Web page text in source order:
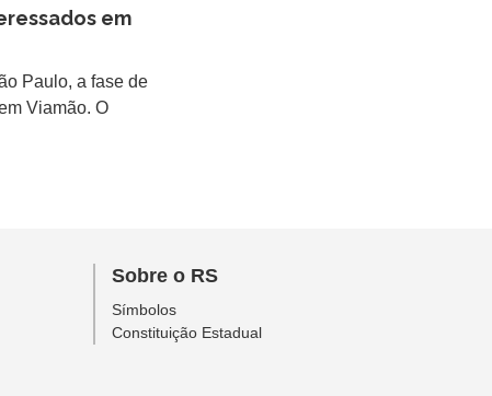
em
Paulo, a fase de
Viamão. O
Sobre o RS
Símbolos
Constituição Estadual